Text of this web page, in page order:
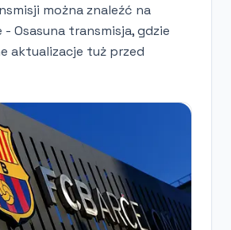
można znaleźć na
Osasuna transmisja, gdzie
aktualizacje tuż przed